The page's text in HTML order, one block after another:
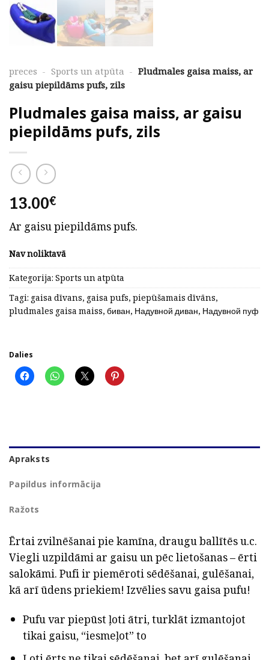
preces - Sports un atpūta - Pludmales gaisa maiss, ar
gaisu piepildāms pufs, zils
Pludmales gaisa maiss, ar gaisu
piepildāms pufs, zils
13.00€
Ar gaisu piepildāms pufs.
Nav noliktavā
Kategorija:Sports un atpūta
Tagi: gaisa dīvans, gaisa pufs,piepūšamais dīvāns,
pludmales gaisa maiss,биван, Надувной диван, Надувной пуф
Dalies
Apraksts
Papildus informācija
Ražots
Ērtai zvilnēšanai pie kamīna, draugu ballītēs u.c.
Viegli uzpildāmi ar gaisu un pēc lietošanas – ērti
salokāmi. Pufi ir piemēroti sēdēšanai, gulēšanai,
kā arī ūdens priekiem! Izvēlies savu gaisa pufu!
Pufu var piepūst ļoti ātri, turklāt izmantojot
tikai gaisu, “iesmeļot” to